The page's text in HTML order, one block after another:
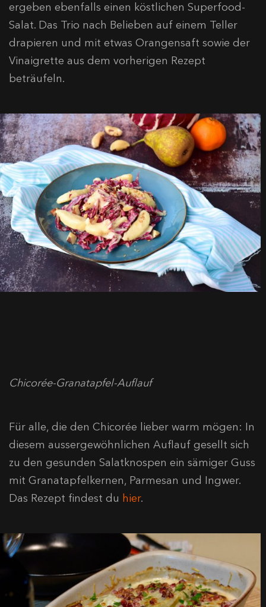
ergeben ebenfalls einen köstlichen Superfood-
Salat. Das Trio nach Belieben auf einem Teller
drapieren und mit etwas Orangensaft sowie der
Vinaigrette aus dem vorherigen Rezept
beträufeln.
Chicorée-Granatapfel-Auflauf
Für alle, die den Chicorée lieber warm mögen: In
diesem aussergewöhnlichen Auflauf gesellt sich
zu den gesunden Salatknospen ein sämiger Guss
mit Granatapfelkernen, Parmesan und Ingwer.
Das Rezept findest du hier.